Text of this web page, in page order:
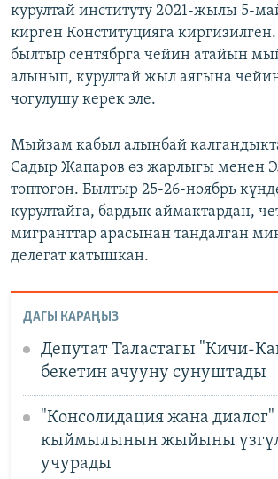
курултай институту 2021-жылы 5-
кирген Конституцияга
былтыр сентябрга чейин атайын
алынып, курултай жыл аягына
чогулушу керек эле.
Мыйзам кабыл алынбай
Садыр Жапаров өз жарлыгы менен
топтогон. Былтыр 25-26-ноябрь
курултайга, бардык аймактардан,
мигранттар арасынан тандалган
делегат катышкан.
ДАГЫ КАРАҢЫЗ
Депутат Таластагы "Кичи-
бекетин ачууну сунуштады
"Консолидация жана диалог"
кыймылынын жыйыны
учурады